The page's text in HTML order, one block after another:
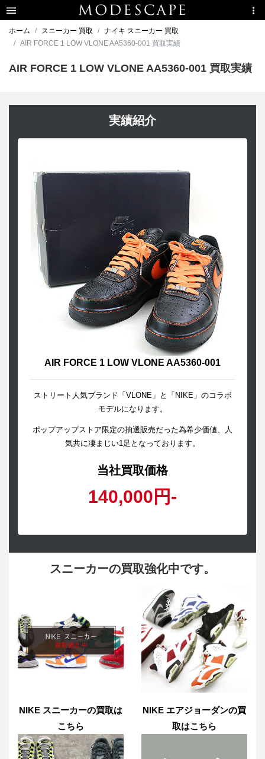
ホーム スニーカー 買取
ナイキ スニーカー 買取
AIR FORCE 1 LOW VLONE AA5360-001 買取実績
AIR FORCE 1 LOW VLONE AA5360-001 買取実績
実績紹介
AIR FORCE 1 LOW VLONE AA5360-001
ストリート人気ブランド「VLONE」と「NIKE」のコラボ
モデルになります。
ポップアップストア限定の抽選販売だった為希少価値、人
気共に凄まじい1足となっております。
当社買取価格
140,000円-
スニーカーの買取強化中です。
NIKE スニーカーの買取は
こちら
NIKE エアジョーダンの買
取はこちら